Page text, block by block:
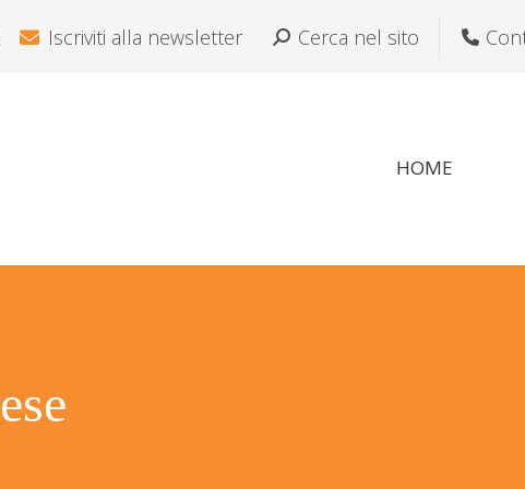
Iscriviti alla newsletter Cerca:Cerca nel sito
HOME